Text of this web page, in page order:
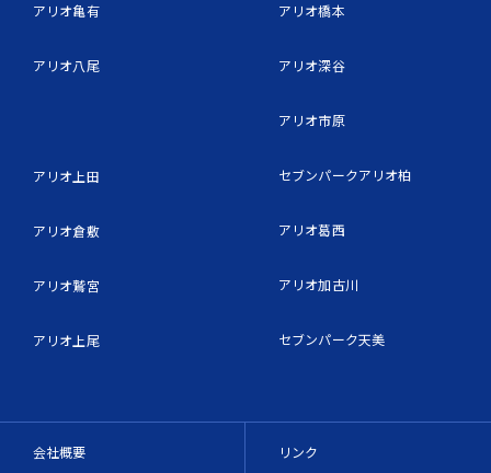
アリオ亀有
アリオ八尾
アリオ上田
アリオ倉敷
アリオ鷲宮
アリオ上尾
アリオ橋本
アリオ深谷
アリオ市原
セブンパークアリオ柏
アリオ葛西
アリオ加古川
セブンパーク天美
会社概要 リンク